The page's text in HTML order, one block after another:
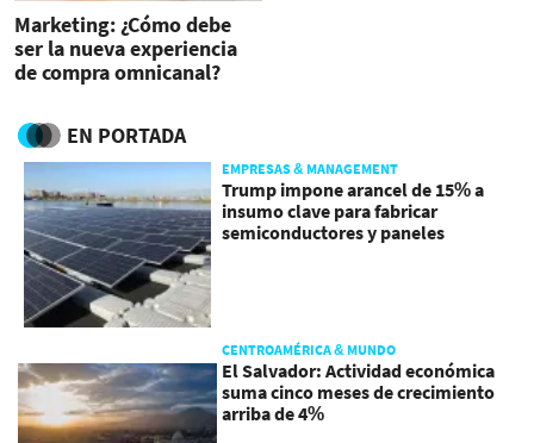
Marketing: ¿Cómo debe
ser la nueva experiencia
de compra omnicanal?
EN PORTADA
EMPRESAS & MANAGEMENT
Trump impone arancel de 15% a
insumo clave para fabricar
semiconductores y paneles
CENTROAMÉRICA & MUNDO
El Salvador: Actividad económica
suma cinco meses de crecimiento
arriba de 4%